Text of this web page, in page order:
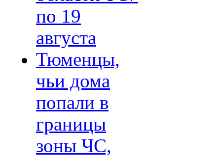
по 19
августа
Тюменцы,
чьи дома
попали в
границы
зоны ЧС,